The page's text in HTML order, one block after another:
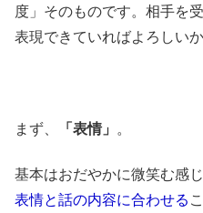
度」そのものです。相手を
表現できていればよろしいか
まず、 「表情」 。
基本はおだやかに微笑む感
表情と話の内容に合わせる